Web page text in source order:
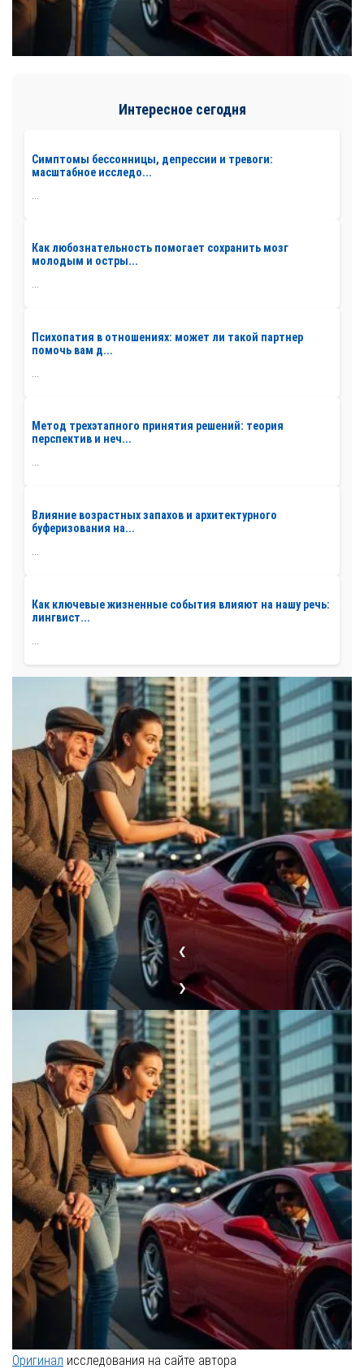
Интересное сегодня
Симптомы бессонницы, депрессии и тревоги:
масштабное исследо...
Как любознательность помогает сохранить мозг
молодым и остры...
...
Психопатия в отношениях: может ли такой партнер
помочь вам д...
Метод трехэтапного принятия решений: теория
перспектив и неч...
...
Влияние возрастных запахов и архитектурного
буферизования на...
...
Как ключевые жизненные события влияют на нашу речь:
лингвист...
Изображение создано с помощью Gemini 24 февраля 2026
❮
❯
Оригинал исследования на сайте автора